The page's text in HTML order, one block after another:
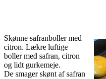
Skønne safranboller med
citron. Lækre luftige
boller med safran, citron
og lidt gurkemeje.
De smager skønt af safran